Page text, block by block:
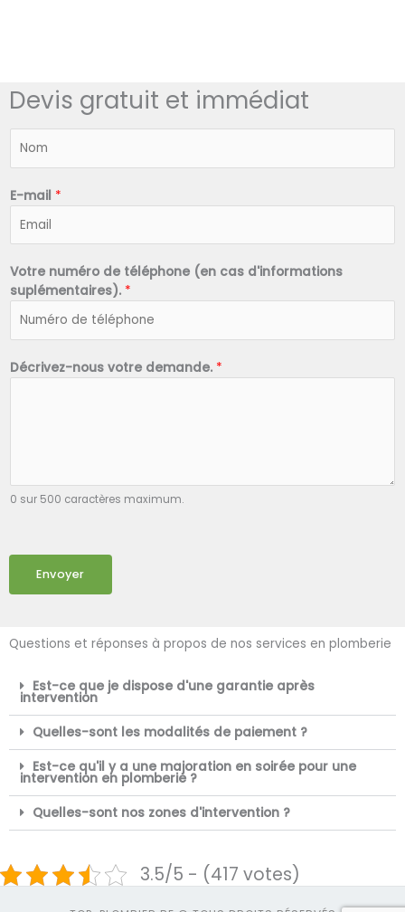
Devis gratuit et immédiat
*
E-mail *
Votre numéro de téléphone (en cas d'informations
suplémentaires). *
Décrivez-nous votre demande. *
0 sur 500 caractères maximum.
Envoyer
Questions et réponses à propos de nos services en plomberie
Est-ce que je dispose d'une garantie après
intervention
Quelles-sont les modalités de paiement ?
Est-ce qu'il y a une majoration en soirée pour une
intervention en plomberie ?
Quelles-sont nos zones d'intervention ?
3.5/5 - (417 votes)